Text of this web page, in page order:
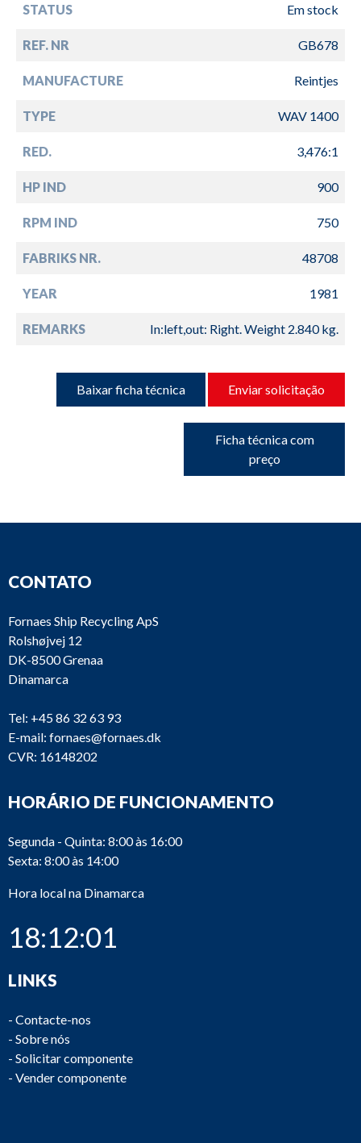
STATUS Em stock
REF. NR GB678
MANUFACTURE Reintjes
TYPE WAV 1400
RED. 3,476:1
HP IND 900
RPM IND 750
FABRIKS NR. 48708
YEAR 1981
REMARKS In:left,out: Right. Weight 2.840 kg.
Baixar ficha técnica Enviar solicitação
Ficha técnica com
preço
CONTATO
Fornaes Ship Recycling ApS
Rolshøjvej 12
DK-8500 Grenaa
Dinamarca
Tel: +45 86 32 63 93
E-mail: fornaes@fornaes.dk
CVR: 16148202
HORÁRIO DE FUNCIONAMENTO
Segunda - Quinta: 8:00 às 16:00
Sexta: 8:00 às 14:00
Hora local na Dinamarca
18:12:01
LINKS
- Contacte-nos
- Sobre nós
- Solicitar componente
- Vender componente